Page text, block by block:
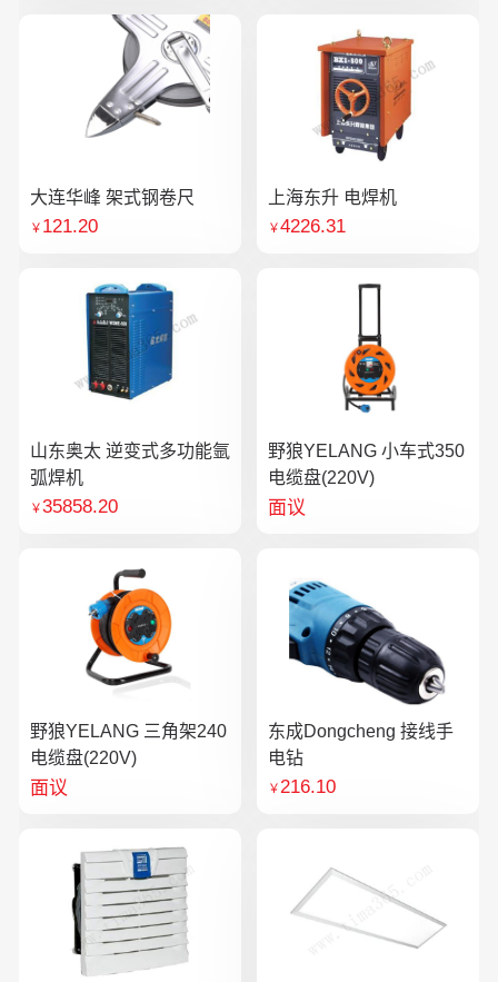
大连华峰 架式钢卷尺
￥ 121.20
上海东升 电焊机
￥4226.31
山东奥太 逆变式多功能氩
弧焊机
￥35858.20
野狼YELANG 小车式350
电缆盘(220V)
面议
野狼YELANG 三角架240
电缆盘(220V)
面议
东成Dongcheng 接线手
电钻
￥216.10